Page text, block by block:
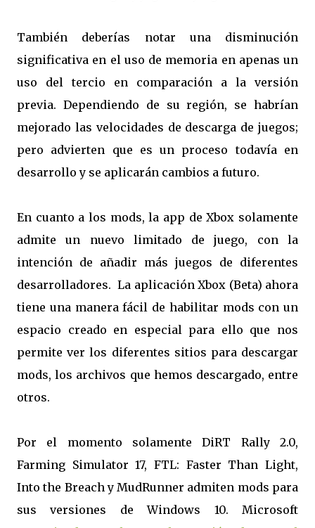
También deberías notar una disminución
significativa en el uso de memoria en apenas un
uso del tercio en comparación a la versión
previa. Dependiendo de su región, se habrían
mejorado las velocidades de descarga de juegos;
pero advierten que es un proceso todavía en
desarrollo y se aplicarán cambios a futuro.
En cuanto a los mods, la app de Xbox solamente
admite un nuevo limitado de juego, con la
intención de añadir más juegos de diferentes
desarrolladores. La aplicación Xbox (Beta) ahora
tiene una manera fácil de habilitar mods con un
espacio creado en especial para ello que nos
permite ver los diferentes sitios para descargar
mods, los archivos que hemos descargado, entre
otros.
Por el momento solamente DiRT Rally 2.0,
Farming Simulator 17, FTL: Faster Than Light,
Into the Breach y MudRunner admiten mods para
sus versiones de Windows 10. Microsoft